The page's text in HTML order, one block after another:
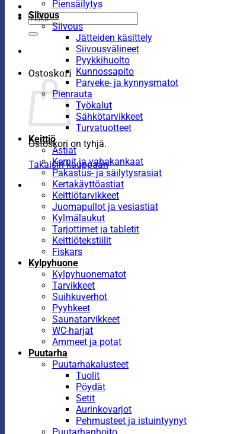
Etsi:
Ostoskori
Ostoskori on tyhjä.
Takaisin kauppaan
Piensäilytys
Siivous
Siivous
Jätteiden käsittely
Siivousvälineet
Pyykkihuolto
Kunnossapito
Parveke- ja kynnysmatot
Pienrauta
Työkalut
Sähkötarvikkeet
Turvatuotteet
Keittiö
Astiat
Kernit ja vahakankaat
Pakastus- ja säilytysrasiat
Kertakäyttöastiat
Keittiötarvikkeet
Juomapullot ja vesiastiat
Kylmälaukut
Tarjottimet ja tabletit
Keittiötekstiilit
Fiskars
Kylpyhuone
Kylpyhuonematot
Tarvikkeet
Suihkuverhot
Pyyhkeet
Saunatarvikkeet
WC-harjat
Ammeet ja potat
Puutarha
Puutarhakalusteet
Tuolit
Pöydät
Setit
Aurinkovarjot
Pehmusteet ja istuintyynyt